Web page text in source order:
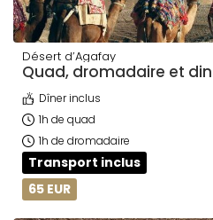
Désert d’Agafay
Dîner inclus
1h de quad
1h de dromadaire
Transport inclus
65 EUR